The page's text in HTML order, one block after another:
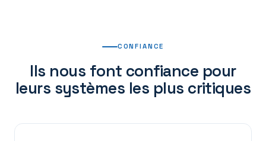
CONFIANCE
Ils nous font confiance pour
leurs systèmes les plus critiques